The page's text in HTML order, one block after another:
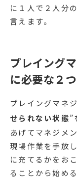
に１人で２人分
言えます。
プレイング
に必要な２
プレイングマネ
せられない状態”
あげてマネジメ
現場作業を手放
に充てるかをお
ることから始め